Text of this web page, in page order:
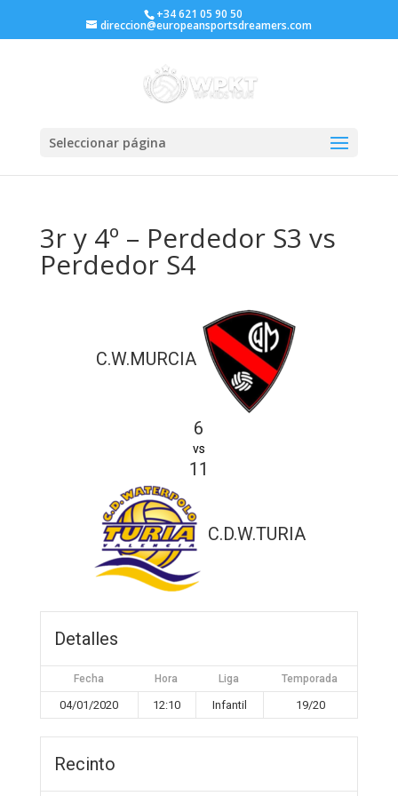
+34 621 05 90 50
direccion@europeansportsdreamers.com
Seleccionar página
3r y 4º – Perdedor S3 vs
Perdedor S4
C.W.MURCIA
6
vs
11
C.D.W.TURIA
Detalles
Fecha Hora Liga Temporada
04/01/2020 12:10 Infantil 19/20
Recinto